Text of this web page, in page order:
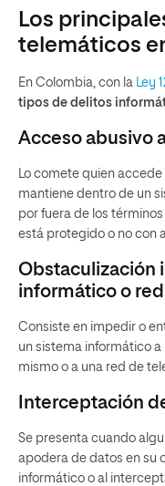
Los
telemáticos
En Colombia, con la Ley
tipos de delitos
Acceso abusivo
Lo comete quien
mantiene dentro de un
por fuera de los
está protegido o no con
Obstaculización
informático o
Consiste en impedir o
un sistema informático
mismo o a una red de
Interceptación
Se presenta cuando
apodera de datos en su
informático o al